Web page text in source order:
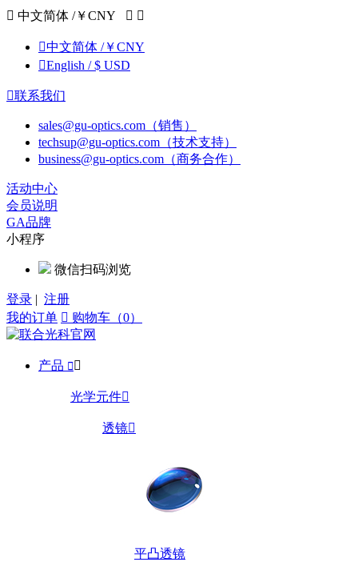
 中文简体 /￥CNY  
中文简体 /￥CNY
English / $ USD
联系我们
sales@gu-optics.com（销售）
techsup@gu-optics.com（技术支持）
business@gu-optics.com（商务合作）
活动中心
会员说明
GA品牌
小程序
微信扫码浏览
登录 | 注册
我的订单  购物车（0）
产品  
光学元件
透镜
平凸透镜